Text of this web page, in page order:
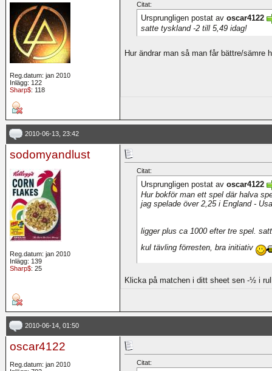
Reg.datum: jan 2010
Inlägg: 122
Sharp$: 118
Citat:
Ursprungligen postat av oscar4122
satte tyskland -2 till 5,49 idag!
Hur ändrar man så man får bättre/sämre
2010-06-13, 23:42
sodomyandlust
Reg.datum: jan 2010
Inlägg: 139
Sharp$: 25
Citat:
Ursprungligen postat av oscar4122
Hur bokför man ett spel där halva
jag spelade över 2,25 i England - Usa
ligger plus ca 1000 efter tre spel.
kul tävling förresten, bra initiativ
Klicka på matchen i ditt sheet sen -½ i
2010-06-14, 01:50
oscar4122
Reg.datum: jan 2010
Citat: